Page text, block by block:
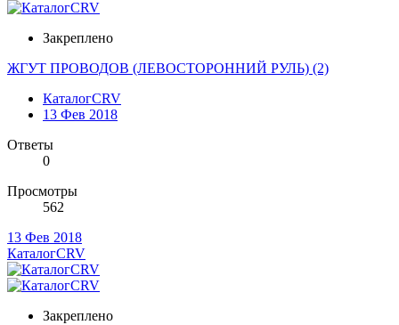
Закреплено
ЖГУТ ПРОВОДОВ (ЛЕВОСТОРОННИЙ РУЛЬ) (2)
КаталогCRV
13 Фев 2018
Ответы
0
Просмотры
562
13 Фев 2018
КаталогCRV
Закреплено